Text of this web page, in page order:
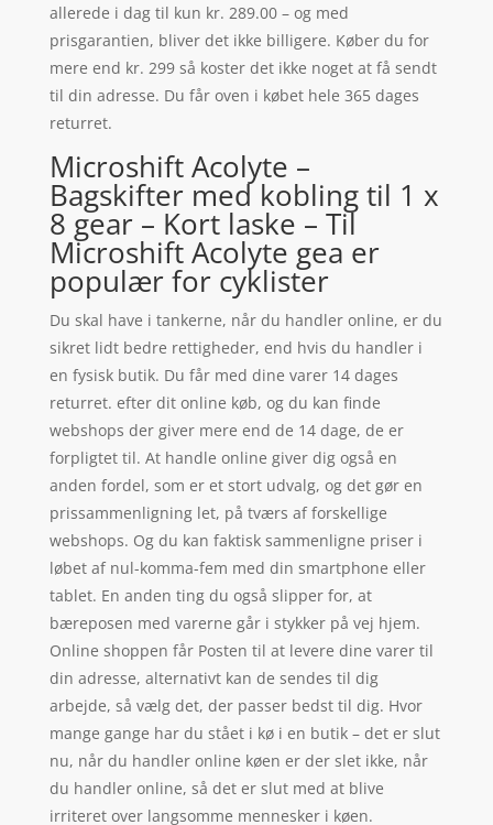
allerede i dag til kun kr. 289.00 – og med
prisgarantien, bliver det ikke billigere. Køber du for
mere end kr. 299 så koster det ikke noget at få sendt
til din adresse. Du får oven i købet hele 365 dages
returret.
Microshift Acolyte –
Bagskifter med kobling til 1 x
8 gear – Kort laske – Til
Microshift Acolyte gea er
populær for cyklister
Du skal have i tankerne, når du handler online, er du
sikret lidt bedre rettigheder, end hvis du handler i
en fysisk butik. Du får med dine varer 14 dages
returret. efter dit online køb, og du kan finde
webshops der giver mere end de 14 dage, de er
forpligtet til. At handle online giver dig også en
anden fordel, som er et stort udvalg, og det gør en
prissammenligning let, på tværs af forskellige
webshops. Og du kan faktisk sammenligne priser i
løbet af nul-komma-fem med din smartphone eller
tablet. En anden ting du også slipper for, at
bæreposen med varerne går i stykker på vej hjem.
Online shoppen får Posten til at levere dine varer til
din adresse, alternativt kan de sendes til dig
arbejde, så vælg det, der passer bedst til dig. Hvor
mange gange har du stået i kø i en butik – det er slut
nu, når du handler online køen er der slet ikke, når
du handler online, så det er slut med at blive
irriteret over langsomme mennesker i køen.